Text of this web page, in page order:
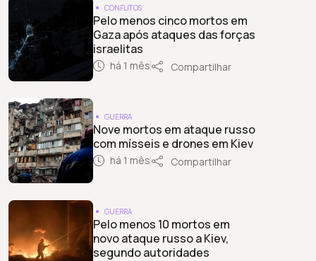
CONFLITOS
Pelo menos cinco mortos em
Gaza após ataques das forças
israelitas
há 1 mês Compartilhar
GUERRA
Nove mortos em ataque russo
com mísseis e drones em Kiev
há 1 mês Compartilhar
GUERRA
Pelo menos 10 mortos em
novo ataque russo a Kiev,
segundo autoridades